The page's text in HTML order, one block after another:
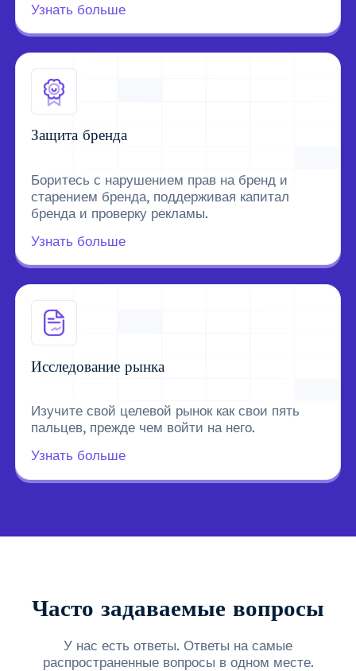
Узнать больше
Защита бренда
Боритесь с нарушением прав на бренд и
старением бренда, поддерживая капитал
бренда и проверку рекламы.
Узнать больше
Исследование рынка
Изучите свой целевой рынок как свои пять
пальцев, прежде чем войти на него.
Узнать больше
Часто задаваемые вопросы
У нас есть ответы. Ответы на самые
распространенные вопросы в одном месте.